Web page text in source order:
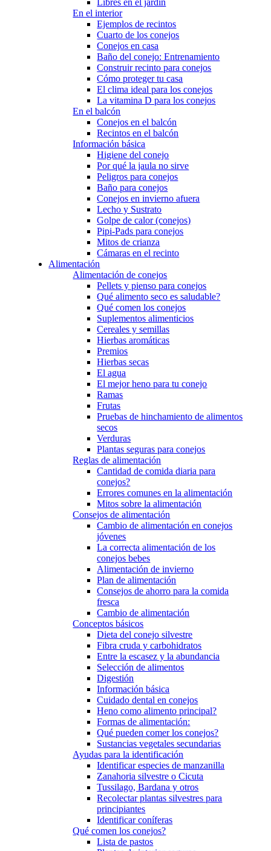
Libres en el jardín
En el interior
Ejemplos de recintos
Cuarto de los conejos
Conejos en casa
Baño del conejo: Entrenamiento
Construir recinto para conejos
Cómo proteger tu casa
El clima ideal para los conejos
La vitamina D para los conejos
En el balcón
Conejos en el balcón
Recintos en el balcón
Información básica
Higiene del conejo
Por qué la jaula no sirve
Peligros para conejos
Baño para conejos
Conejos en invierno afuera
Lecho y Sustrato
Golpe de calor (conejos)
Pipi-Pads para conejos
Mitos de crianza
Cámaras en el recinto
Alimentación
Alimentación de conejos
Pellets y pienso para conejos
Qué alimento seco es saludable?
Qué comen los conejos
Suplementos alimenticios
Cereales y semillas
Hierbas aromáticas
Premios
Hierbas secas
El agua
El mejor heno para tu conejo
Ramas
Frutas
Pruebas de hinchamiento de alimentos
secos
Verduras
Plantas seguras para conejos
Reglas de alimentación
Cantidad de comida diaria para
conejos?
Errores comunes en la alimentación
Mitos sobre la alimentación
Consejos de alimentación
Cambio de alimentación en conejos
jóvenes
La correcta alimentación de los
conejos bebes
Alimentación de invierno
Plan de alimentación
Consejos de ahorro para la comida
fresca
Cambio de alimentación
Conceptos básicos
Dieta del conejo silvestre
Fibra cruda y carbohidratos
Entre la escasez y la abundancia
Selección de alimentos
Digestión
Información básica
Cuidado dental en conejos
Heno como alimento principal?
Formas de alimentación:
Qué pueden comer los conejos?
Sustancias vegetales secundarias
Ayudas para la identificación
Identificar especies de manzanilla
Zanahoria silvestre o Cicuta
Tussilago, Bardana y otros
Recolectar plantas silvestres para
principiantes
Identificar coníferas
Qué comen los conejos?
Lista de pastos